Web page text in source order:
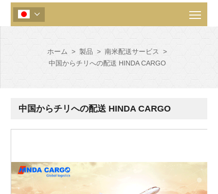

ホーム > 製品 > 南米配送サービス
>
中国からチリへの配送 HINDA CARGO
中国からチリへの配送 HINDA CARGO